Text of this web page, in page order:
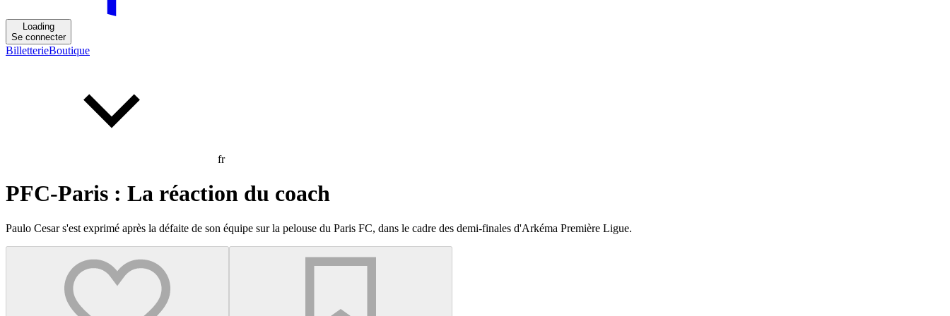
Loading
Se connecter
BilletterieBoutique
fr
PFC-Paris : La réaction du coach
Paulo Cesar s'est exprimé après la défaite de son équipe sur la pelouse du Paris FC, dans le cadre des demi-finales d'Arkéma Première Ligue.